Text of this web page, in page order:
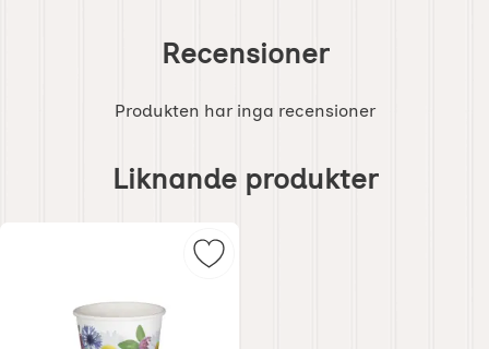
Recensioner
Produkten har inga recensioner
Liknande produkter
Markera pappersmugg 8-p